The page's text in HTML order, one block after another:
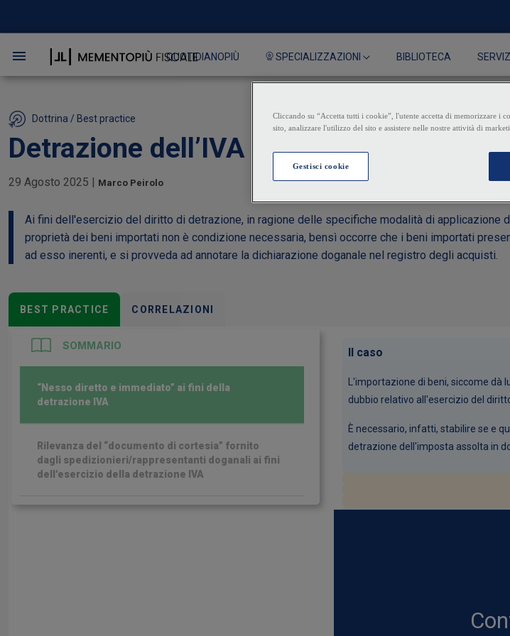
QUOTIDIANOPIÙ SPECIALIZZAZIONI BIBLIOTECA SERVIZI
Dottrina / Best practice
Detrazione dell’IVA all’importazione in
29 Agosto 2025 | Marco Peirolo
Ai fini dell'esercizio del diritto di detrazione, in ragione delle specifiche modalità di
proprietà dei beni importati non è condizione necessaria, bensì occorre che i beni importati
ad esso inerenti, e si provveda ad annotare la dichiarazione doganale nel registro degli acquisti.
BEST PRACTICE CORRELAZIONI
SOMMARIO
“Nesso diretto e immediato” ai fini della
detrazione IVA
Rilevanza del “documento di cortesia” fornito
dagli spedizionieri/rappresentanti doganali ai fini
dell'esercizio della detrazione IVA
Il caso
L'importazione di beni, siccome dà
dubbio relativo all'esercizio del
È necessario, infatti, stabilire se e
detrazione dell'imposta assolta in